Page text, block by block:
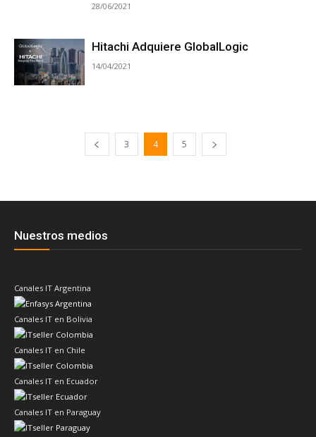
28/06/2021
Hitachi Adquiere GlobalLogic
14/04/2021
3 4 5
Nuestros medios
Canales IT Argentina
Canales IT en Bolivia
Canales IT en Chile
Canales IT en Ecuador
Canales IT en Paraguay